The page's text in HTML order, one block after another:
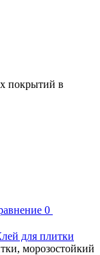
покрытий в
0
для плитки
морозостойкий